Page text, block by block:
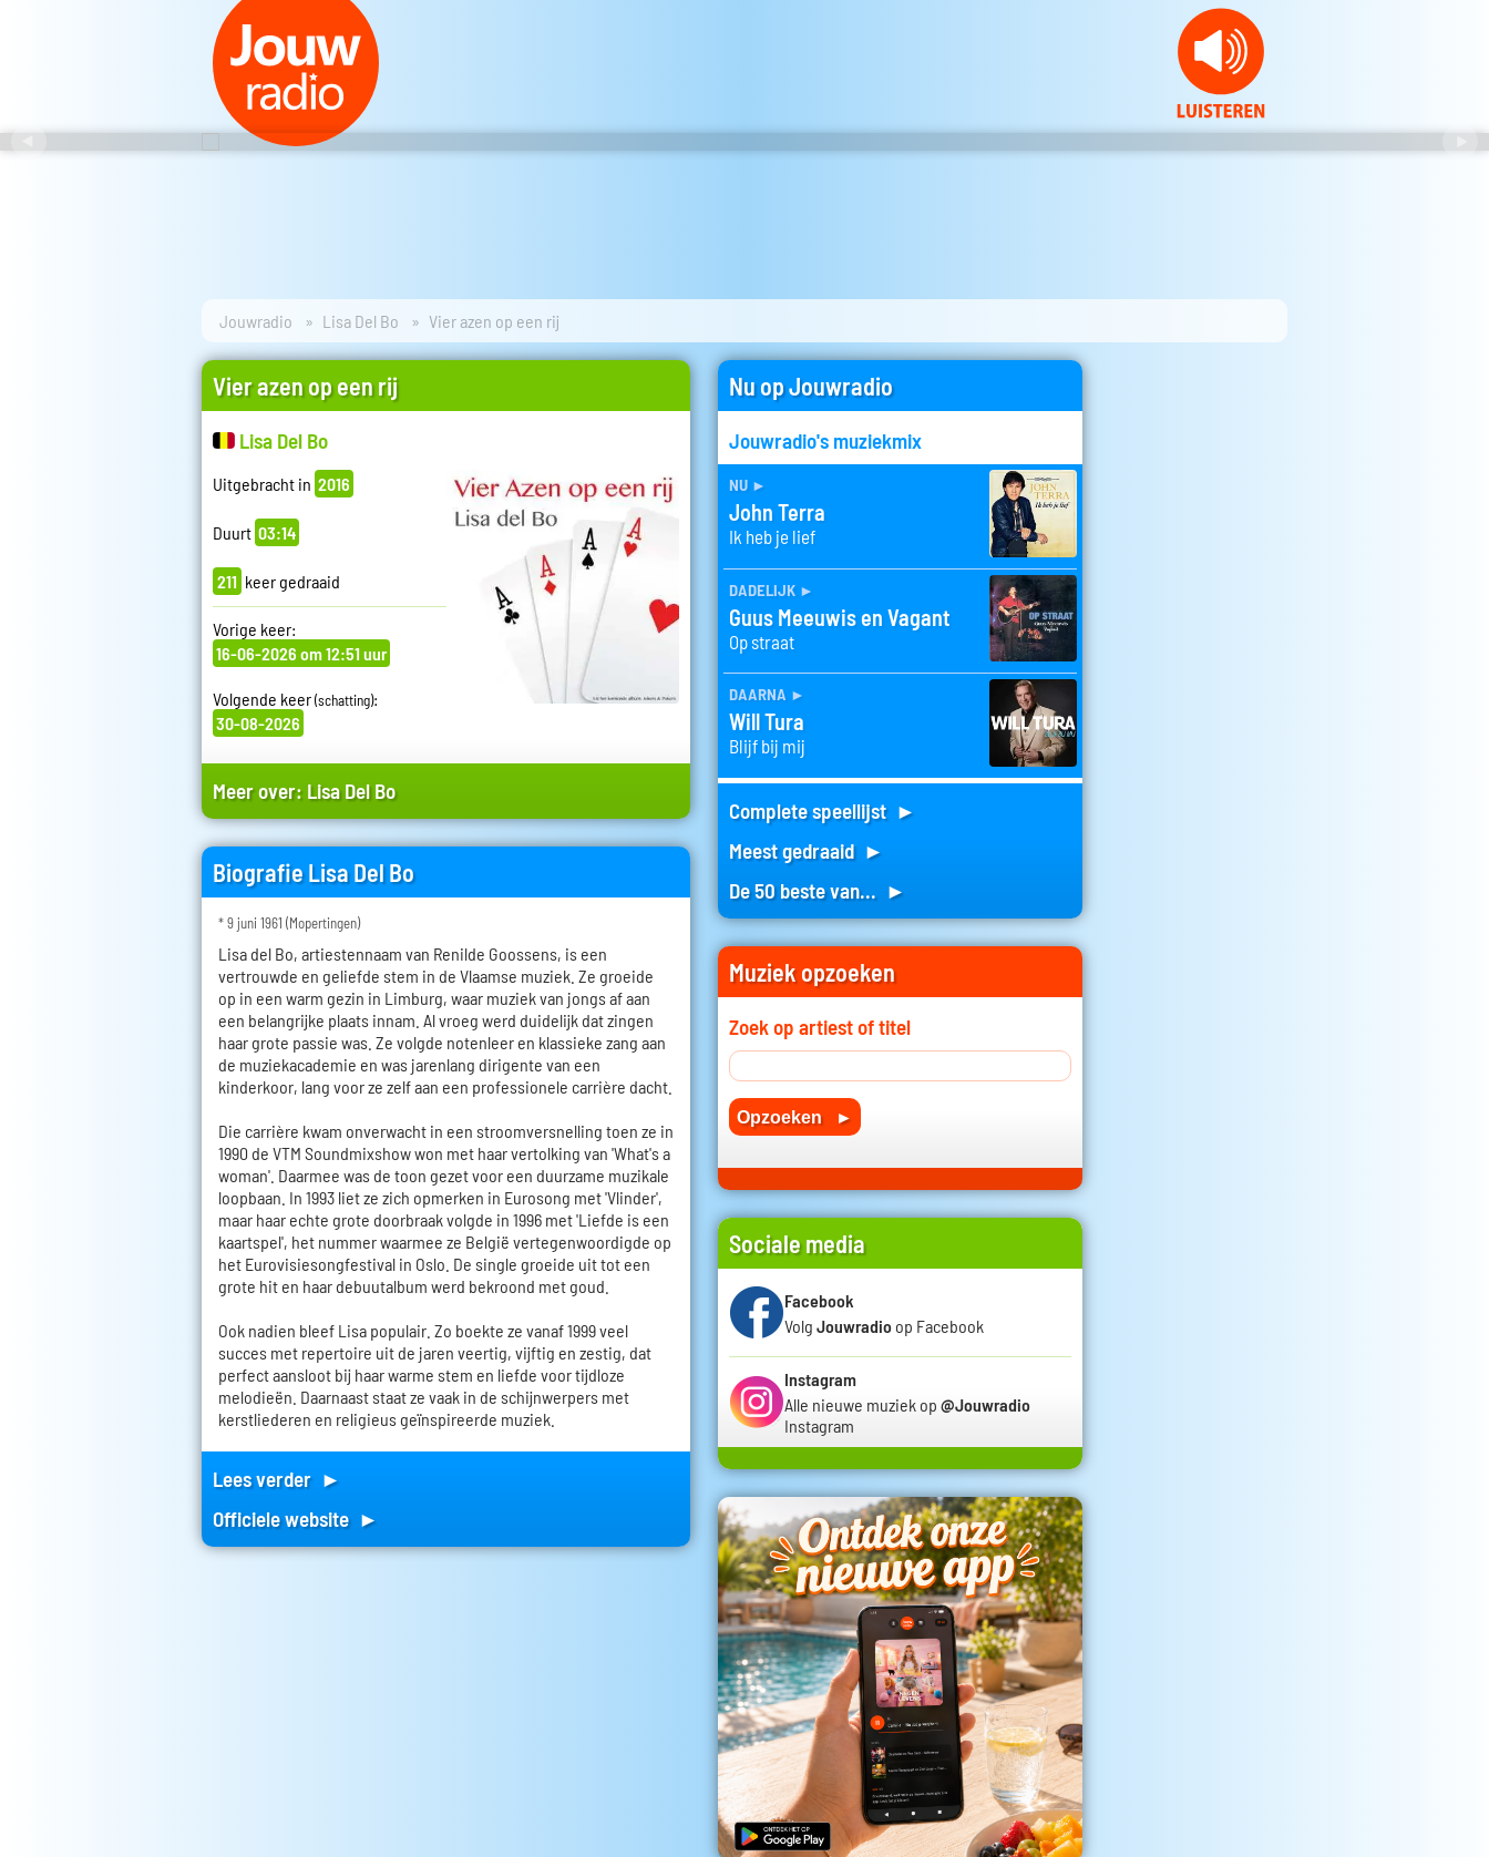
Jouwradio Lisa Del Bo Vier azen op een rij
Vier azen op een rij
Lisa Del Bo
Uitgebracht in 2016
Duurt 03:14
211 keer gedraaid
Vorige keer:
16-06-2026 om 12:51 uur
Volgende keer(schatting):
30-08-2026
Meer over: Lisa Del Bo
Biografie Lisa Del Bo
* 9 juni 1961 (Mopertingen)
Lisa del Bo, artiestennaam van Renilde Goossens, is een
vertrouwde en geliefde stem in de Vlaamse muziek. Ze groeide
op in een warm gezin in Limburg, waar muziek van jongs af aan
een belangrijke plaats innam. Al vroeg werd duidelijk dat zingen
haar grote passie was. Ze volgde notenleer en klassieke zang aan
de muziekacademie en was jarenlang dirigente van een
kinderkoor, lang voor ze zelf aan een professionele carrière dacht.
Die carrière kwam onverwacht in een stroomversnelling toen ze in
1990 de VTM Soundmixshow won met haar vertolking van 'What's a
woman'. Daarmee was de toon gezet voor een duurzame muzikale
loopbaan. In 1993 liet ze zich opmerken in Eurosong met 'Vlinder',
maar haar echte grote doorbraak volgde in 1996 met 'Liefde is een
kaartspel', het nummer waarmee ze België vertegenwoordigde op
het Eurovisiesongfestival in Oslo. De single groeide uit tot een
grote hit en haar debuutalbum werd bekroond met goud.
Ook nadien bleef Lisa populair. Zo boekte ze vanaf 1999 veel
succes met repertoire uit de jaren veertig, vijftig en zestig, dat
perfect aansloot bij haar warme stem en liefde voor tijdloze
melodieën. Daarnaast staat ze vaak in de schijnwerpers met
kerstliederen en religieus geïnspireerde muziek.
Lees verder ►
Officiele website ►
Nu op Jouwradio
Jouwradio's muziekmix
nu ►
John Terra
Ik heb je lief
dadelijk ►
Guus Meeuwis en Vagant
Op straat
daarna ►
Will Tura
Blijf bij mij
Complete speellijst ►
Meest gedraaid ►
De 50 beste van... ►
Muziek opzoeken
Zoek op artiest of titel
Sociale media
Facebook
Volg Jouwradio op Facebook
Instagram
Alle nieuwe muziek op @Jouwradio
Instagram